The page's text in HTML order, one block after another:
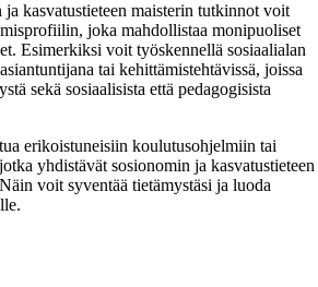
kasvatustieteen maisterin tutkinnot voit
joka mahdollistaa monipuoliset
Esimerkiksi voit työskennellä sosiaalialan
tai kehittämistehtävissä, joissa
sekä sosiaalisista että pedagogisista
erikoistuneisiin koulutusohjelmiin tai
yhdistävät sosionomin ja kasvatustieteen
voit syventää tietämystäsi ja luoda